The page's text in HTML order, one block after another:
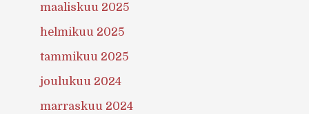
maaliskuu 2025
helmikuu 2025
tammikuu 2025
joulukuu 2024
marraskuu 2024